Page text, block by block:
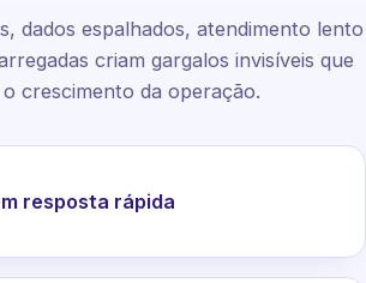
dados espalhados, atendimento lento
criam gargalos invisíveis que
o crescimento da operação.
resposta rápida